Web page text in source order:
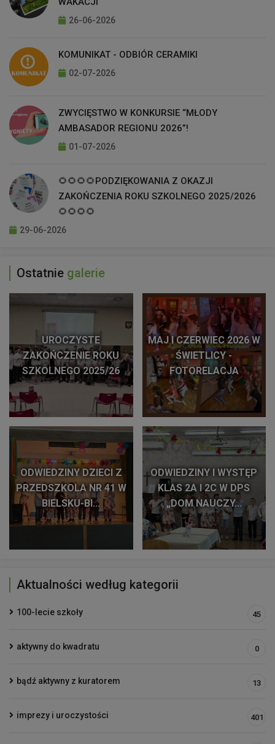
26-06-2026
KOMUNIKAT - ODBIÓR CERAMIKI
02-07-2026
ZWYCIĘSTWO W KONKURSIE “MŁODY
AMBASADOR REGIONU 2026”!
01-07-2026
🌻🌻🌻🌻PODZIĘKOWANIA Z OKAZJI
ZAKOŃCZENIA ROKU SZKOLNEGO 2025/2026
🌻🌻🌻🌻
29-06-2026
Ostatnie galerie
UROCZYSTE
ZAKOŃCZENIE ROKU
SZKOLNEGO 2025/26
MAJ I CZERWIEC 2026 W
ŚWIETLICY -
FOTORELACJA
ODWIEDZINY DZIECI Z
PRZEDSZKOLA NR 41 W
BIELSKU-BI...
ODWIEDZINY I WYSTĘP
KLAS 2A I 2C W DPS
„DOM NAUCZY...
Aktualności według kategorii
100-lecie szkoły 45
aktywny do kwadratu 0
bądź aktywny z kuratorem 13
imprezy i uroczystości 401